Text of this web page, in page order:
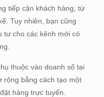
tiếp cận khách hàng, từ
Tuy nhiên, bạn cũng
tư cho các kênh mới có
thuộc vào doanh số tại
rộng bằng cách tạo một
hàng trực tuyến.